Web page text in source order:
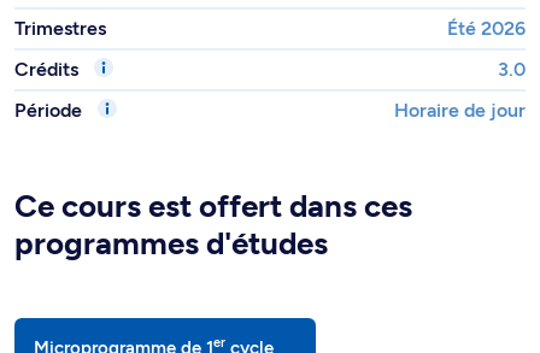
Trimestres
Été 2026
Crédits
3.0
Période
Horaire de jour
Ce cours est offert dans ces
programmes d'études
Microprogramme de 1er cycle